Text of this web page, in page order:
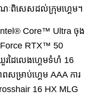
ណៈពិសេសដល់ក្រុមហ្គេម។
Intel® Core™ Ultra ចុង
RTX™ 50
រដៃលេងហ្គេមទំហំ 16
សម្រាប់ហ្គេម AAA ការ
16 HX MLG